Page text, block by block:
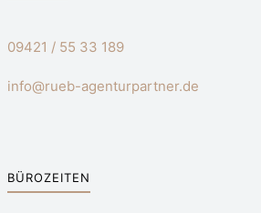
09421 / 55 33 189
info@rueb-agenturpartner.de
BÜROZEITEN